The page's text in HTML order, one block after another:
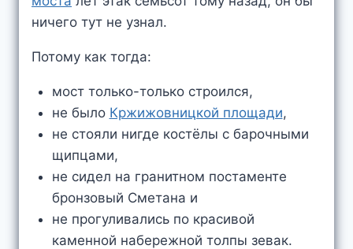
ничего тут не узнал.
Потому как тогда:
мост только-только строился,
не было Кржижовницкой площади,
не стояли нигде костёлы с барочными
щипцами,
не сидел на гранитном постаменте
бронзовый Сметана и
не прогуливались по красивой
каменной набережной толпы зевак.